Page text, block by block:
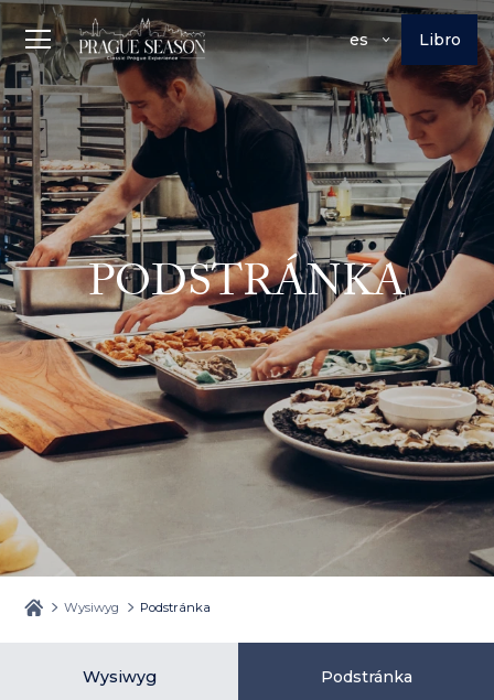
es Libro
PODSTRÁNKA
Wysiwyg Podstránka
Wysiwyg Podstránka